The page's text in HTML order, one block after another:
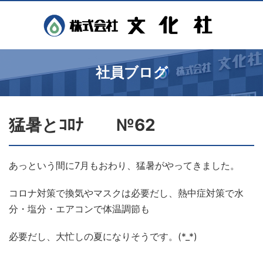
社員ブログ
猛暑とｺﾛﾅ №62
あっという間に7月もおわり、猛暑がやってきました。
コロナ対策で換気やマスクは必要だし、熱中症対策で水
分・塩分・エアコンで体温調節も
必要だし、大忙しの夏になりそうです。(*_*)